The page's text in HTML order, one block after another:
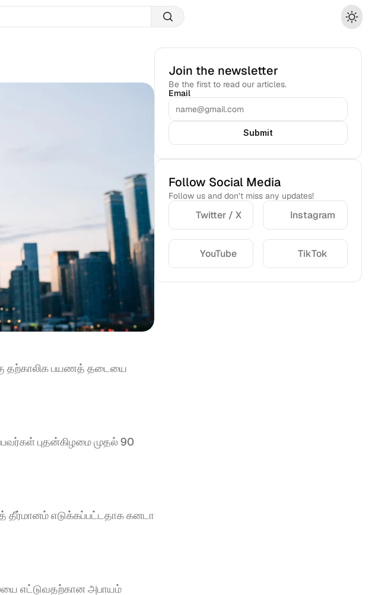
தற்காலிக பயணத் தடையை
புதன்கிழமை முதல் 90
தீர்மானம் எடுக்கப்பட்டதாக கனடா
எட்டுவதற்கான அபாயம்
Join the newsletter
Be the first to read our articles.
Email
Submit
Follow Social Media
Follow us and don’t miss any updates!
Twitter / X Instagram
YouTube TikTok